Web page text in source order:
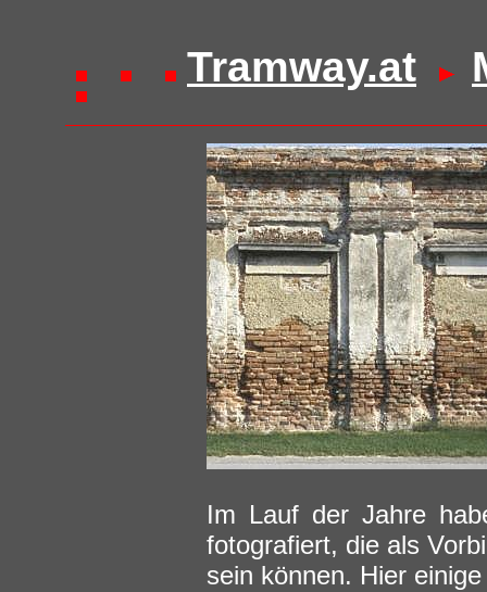
Tramway.at
Im Lauf der Jahre
fotografiert, die als
sein können. Hier